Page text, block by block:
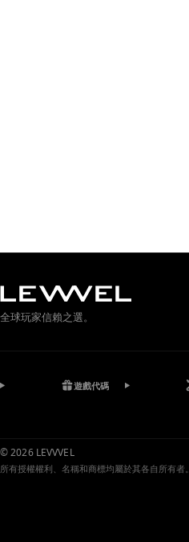
全球玩家信賴之選。
遊戲代碼
© 2026 LEVVVEL
所有授權權利、名稱和商標均屬於其各自所有者。